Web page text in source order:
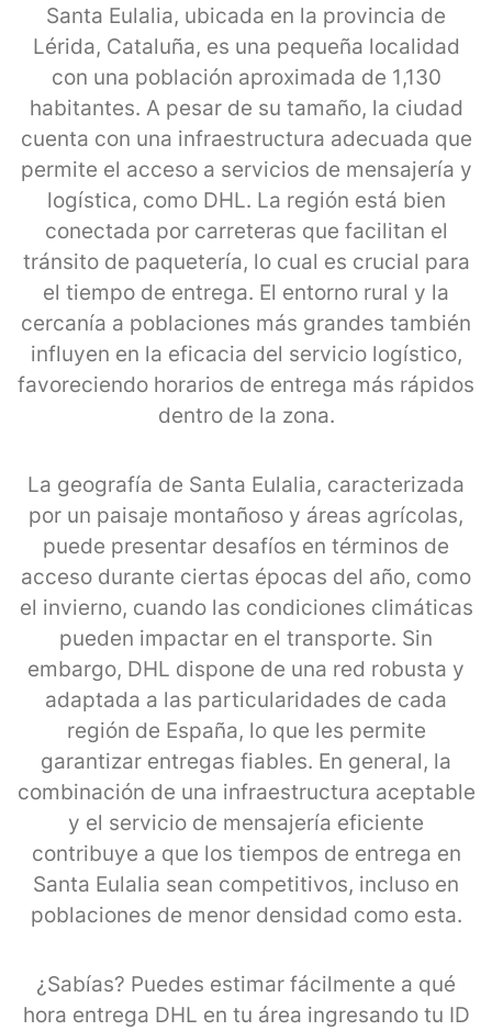
Santa Eulalia, ubicada en la provincia de
Lérida, Cataluña, es una pequeña localidad
con una población aproximada de 1,130
habitantes. A pesar de su tamaño, la ciudad
cuenta con una infraestructura adecuada que
permite el acceso a servicios de mensajería y
logística, como DHL. La región está bien
conectada por carreteras que facilitan el
tránsito de paquetería, lo cual es crucial para
el tiempo de entrega. El entorno rural y la
cercanía a poblaciones más grandes también
influyen en la eficacia del servicio logístico,
favoreciendo horarios de entrega más rápidos
dentro de la zona.
La geografía de Santa Eulalia, caracterizada
por un paisaje montañoso y áreas agrícolas,
puede presentar desafíos en términos de
acceso durante ciertas épocas del año, como
el invierno, cuando las condiciones climáticas
pueden impactar en el transporte. Sin
embargo, DHL dispone de una red robusta y
adaptada a las particularidades de cada
región de España, lo que les permite
garantizar entregas fiables. En general, la
combinación de una infraestructura aceptable
y el servicio de mensajería eficiente
contribuye a que los tiempos de entrega en
Santa Eulalia sean competitivos, incluso en
poblaciones de menor densidad como esta.
¿Sabías? Puedes estimar fácilmente a qué
hora entrega DHL en tu área ingresando tu ID